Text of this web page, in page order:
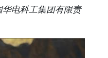
电科工集团有限责